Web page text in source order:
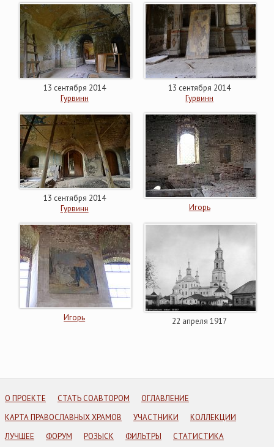
13 сентября 2014
Гурвинн
13 сентября 2014
Гурвинн
13 сентября 2014
Гурвинн
Игорь
Игорь 22 апреля 1917
О ПРОЕКТЕ СТАТЬ СОАВТОРОМ
ОГЛАВЛЕНИЕ
КАРТА ПРАВОСЛАВНЫХ ХРАМОВ
УЧАСТНИКИ
КОЛЛЕКЦИИ
ЛУЧШЕЕ
ФОРУМ РОЗЫСК ФИЛЬТРЫ СТАТИСТИКА